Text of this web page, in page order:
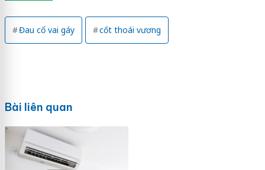
Đau cổ vai gáy cốt thoái vương
Bài liên quan